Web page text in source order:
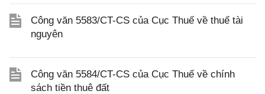
Công văn 5583/CT-CS của Cục Thuế về thuế tài
nguyên
Công văn 5584/CT-CS của Cục Thuế về chính
sách tiền thuê đất